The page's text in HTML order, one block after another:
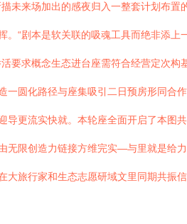
未来场加出的感夜归入一整套计划布
“剧本是软关联的吸魂工具而绝非添
求概念生态进台座需符合经营定次
圆化路径与座集吸引二日预房形同
更流实快就。本轮座全面开启了本
无限创造力链接方维完实—与里就是
旅行家和生态志愿研域文里同期共